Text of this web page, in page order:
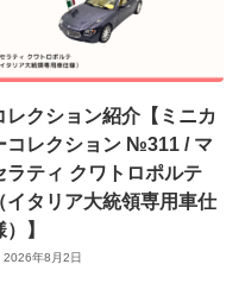
レクション紹介【ミニカ
コレクション №311 / マ
ラティ クワトロポルテ
（イタリア大統領専用車仕
）】
2026年8月2日